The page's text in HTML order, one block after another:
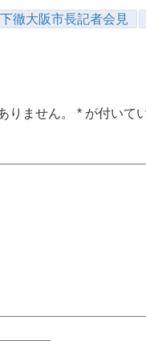
徹大阪市長記者会見
りません。 * が付いて